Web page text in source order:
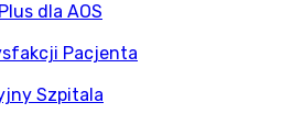
dla AOS
Pacjenta
Szpitala